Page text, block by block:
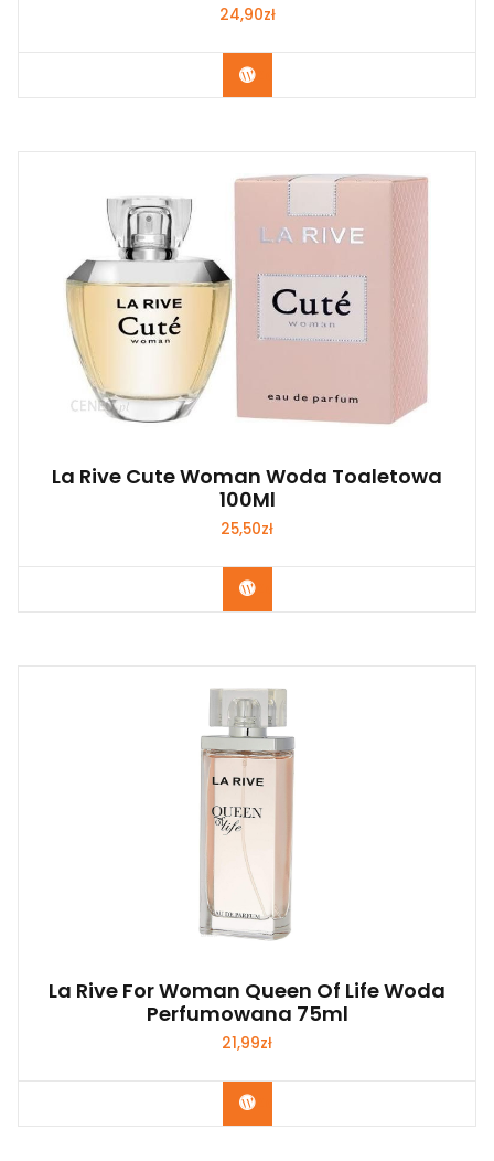
24,90zł
Zobacz
La Rive Cute Woman Woda Toaletowa
100Ml
25,50zł
Zobacz
La Rive For Woman Queen Of Life Woda
Perfumowana 75ml
21,99zł
Zobacz